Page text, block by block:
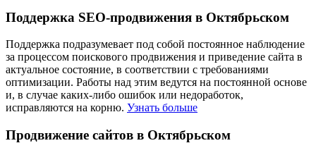
Поддержка SEO-продвижения в Октябрьском
Поддержка подразумевает под собой постоянное наблюдение
за процессом поискового продвижения и приведение сайта в
актуальное состояние, в соответствии с требованиями
оптимизации. Работы над этим ведутся на постоянной основе
и, в случае каких-либо ошибок или недоработок,
исправляются на корню. Узнать больше
Продвижение сайтов в Октябрьском